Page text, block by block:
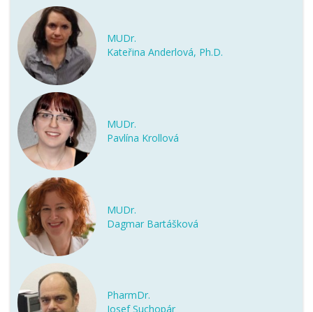
MUDr.
Kateřina Anderlová, Ph.D.
MUDr.
Pavlína Krollová
MUDr.
Dagmar Bartášková
PharmDr.
Josef Suchopár